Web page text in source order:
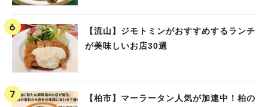
【流山】ジモトミンがおすすめするランチ
が美味しいお店30選
【柏市】マーラータン人気が加速中！柏の